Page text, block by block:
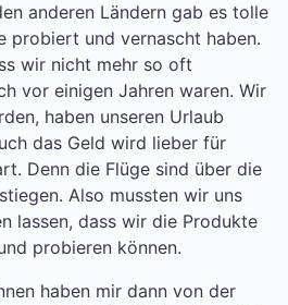
anderen Ländern gab es tolle
probiert und vernascht haben.
wir nicht mehr so oft
vor einigen Jahren waren. Wir
haben unseren Urlaub
das Geld wird lieber für
Denn die Flüge sind über die
Also mussten wir uns
lassen, dass wir die Produkte
probieren können.
haben mir dann von der